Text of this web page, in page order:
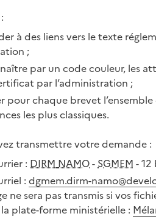
à des liens vers le texte
;
par un code couleur, les
par l’administration ;
pour chaque brevet
les plus classiques.
transmettre votre demande :
:DIRMNAMO-SGMEM -
:dgmem.dirm-
ne sera pas transmis si vos
plate-forme ministérielle :